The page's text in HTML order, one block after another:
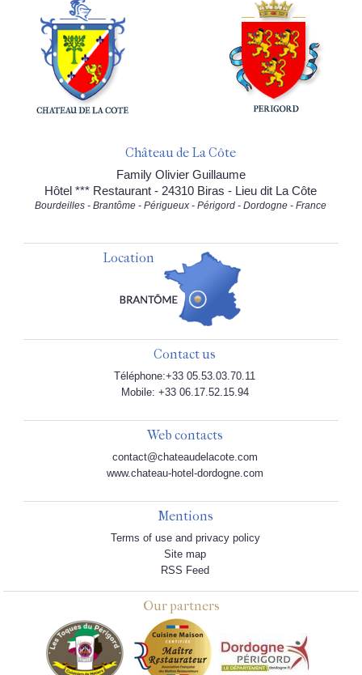
Château de La Côte
Family Olivier Guillaume
Hôtel *** Restaurant - 24310 Biras - Lieu dit La Côte
Bourdeilles - Brantôme - Périgueux - Périgord - Dordogne - France
Location
Contact us
Téléphone:+33 05.53.03.70.11
Mobile: +33 06.17.52.15.94
Web contacts
contact@chateaudelacote.com
www.chateau-hotel-dordogne.com
Mentions
Terms of use and privacy policy
Site map
RSS Feed
Our partners